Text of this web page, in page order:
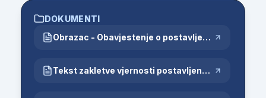
DOKUMENTI
Obrazac - Obavjestenje o postavljenju drzavnog sluzbenika.docx
Tekst zakletve vjernosti postavljenog državnog službenika.docx